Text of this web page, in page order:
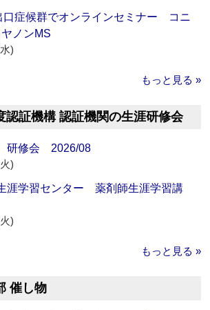
口症候群でオンラインセミナー コニ
ノンMS
)
もっと見る »
認証機構 認証機関の生涯研修会
研修会 2026/08
)
涯学習センター 薬剤師生涯学習講
)
もっと見る »
催し物